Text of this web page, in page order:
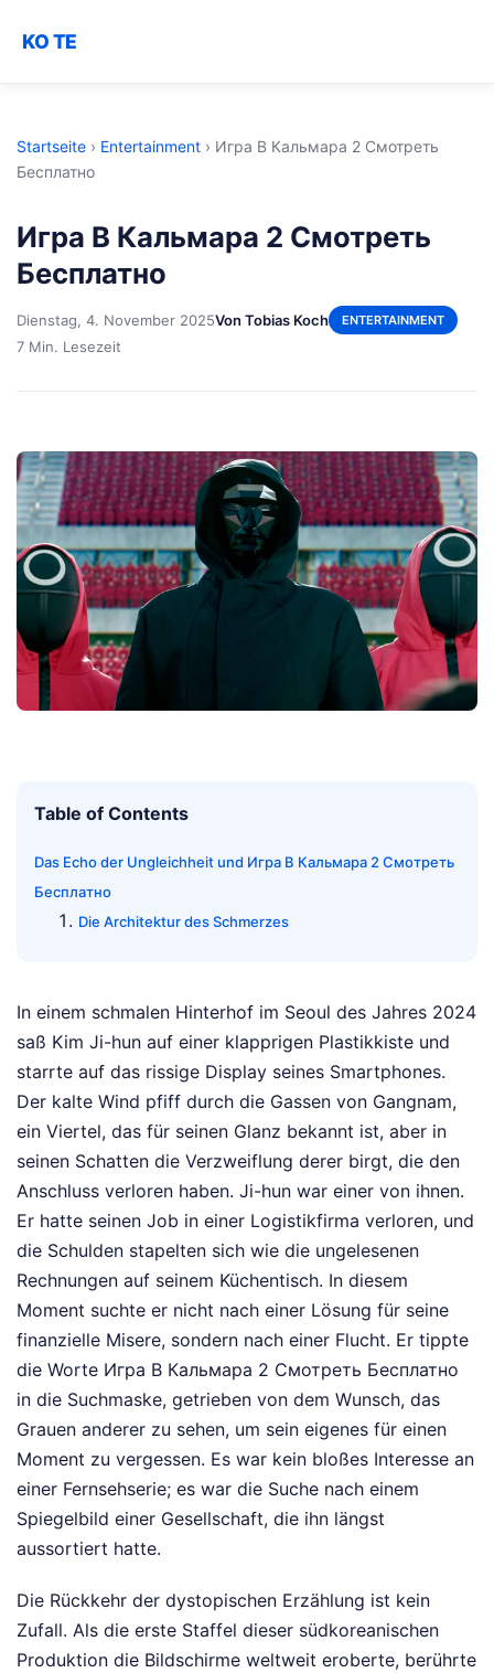
KO TE
Startseite › Entertainment › Игра В Кальмара 2 Смотреть
Бесплатно
Игра В Кальмара 2 Смотреть
Бесплатно
Dienstag, 4. November 2025Von Tobias Koch ENTERTAINMENT
7 Min. Lesezeit
Table of Contents
Das Echo der Ungleichheit und Игра В Кальмара 2 Смотреть
Бесплатно
Die Architektur des Schmerzes
In einem schmalen Hinterhof im Seoul des Jahres 2024
saß Kim Ji-hun auf einer klapprigen Plastikkiste und
starrte auf das rissige Display seines Smartphones.
Der kalte Wind pfiff durch die Gassen von Gangnam,
ein Viertel, das für seinen Glanz bekannt ist, aber in
seinen Schatten die Verzweiflung derer birgt, die den
Anschluss verloren haben. Ji-hun war einer von ihnen.
Er hatte seinen Job in einer Logistikfirma verloren, und
die Schulden stapelten sich wie die ungelesenen
Rechnungen auf seinem Küchentisch. In diesem
Moment suchte er nicht nach einer Lösung für seine
finanzielle Misere, sondern nach einer Flucht. Er tippte
die Worte Игра В Кальмара 2 Смотреть Бесплатно
in die Suchmaske, getrieben von dem Wunsch, das
Grauen anderer zu sehen, um sein eigenes für einen
Moment zu vergessen. Es war kein bloßes Interesse an
einer Fernsehserie; es war die Suche nach einem
Spiegelbild einer Gesellschaft, die ihn längst
aussortiert hatte.
Die Rückkehr der dystopischen Erzählung ist kein
Zufall. Als die erste Staffel dieser südkoreanischen
Produktion die Bildschirme weltweit eroberte, berührte